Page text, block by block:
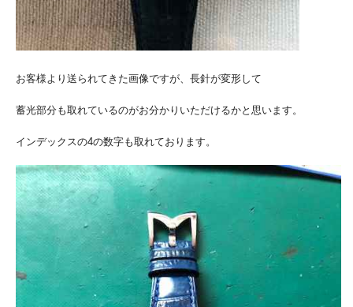
お客様より送られてきた画像ですが、長針が変形して
蓄光部分も取れているのがお分かりいただけるかと思います。
インデックスの4の数字も取れております。